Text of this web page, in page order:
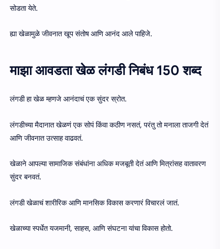
सोडता येते.
ह्या खेळामुळे जीवनात खूप संतोष आणि आनंद आले पाहिजे.
माझा आवडता खेळ लंगडी निबंध 150 शब्द
लंगडी हा खेळ म्हणजे आनंदाचं एक सुंदर स्रोत.
लंगडीच्या मैदानात खेळणं एक सोपं किंवा कठीण नसतं, परंतु तो मनाला ताजगी देतं
आणि जीवनात उत्साह वाढवतं.
खेळाने आपल्या सामाजिक संबंधांना अधिक मजबूती देतं आणि मित्रांसह वातावरण
सुंदर बनवतं.
लंगडी खेळाचं शारीरिक आणि मानसिक विकास करणारं विचारलं जातं.
खेळाच्या स्पर्धेत यजमानी, साहस, आणि संघटना यांचा विकास होतो.